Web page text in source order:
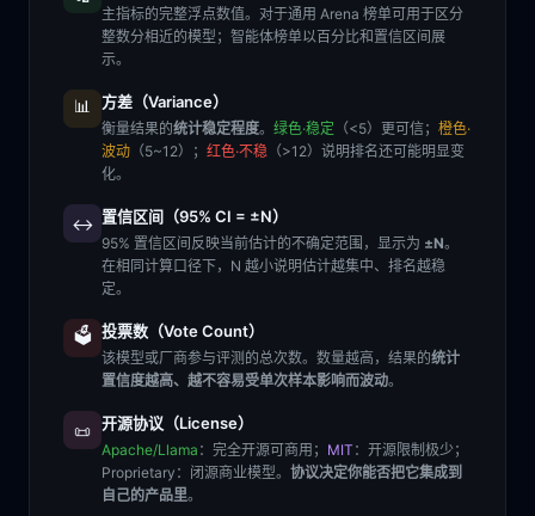
主指标的完整浮点数值。对于通用 Arena 榜单可用于区分
整数分相近的模型；智能体榜单以百分比和置信区间展
示。
📊 方差（Variance）
衡量结果的统计稳定程度。 绿色·稳定 （<5）更可信； 橙色·
波动 （5~12）； 红色·不稳 （>12）说明排名还可能明显变
化。
↔️ 置信区间（95% CI = ±N）
95% 置信区间反映当前估计的不确定范围，显示为 ±N。
在相同计算口径下，N 越小说明估计越集中、排名越稳
定。
🗳️ 投票数（Vote Count）
该模型或厂商参与评测的总次数。数量越高，结果的统计
置信度越高、越不容易受单次样本影响而波动。
📜 开源协议（License）
Apache/Llama ：完全开源可商用； MIT ：开源限制极少；
Proprietary ：闭源商业模型。 协议决定你能否把它集成到
自己的产品里。